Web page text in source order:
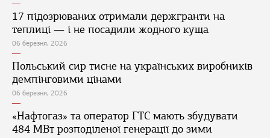
17 підозрюваних отримали держгранти на
теплиці — і не посадили жодного куща
06 березня, 2026
Польський сир тисне на українських виробників
демпінговими цінами
06 березня, 2026
«Нафтогаз» та оператор ГТС мають збудувати
484 МВт розподіленої генерації до зими